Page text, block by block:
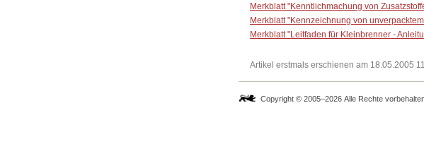
Merkblatt "Kenntlichmachung von
Merkblatt "Kennzeichnung von
Merkblatt "Leitfaden für Kleinbrenner -
Artikel erstmals erschienen am 18.05.2005
Copyright © 2005–2026 Alle Rechte